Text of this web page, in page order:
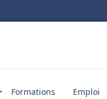
Formations Emploi